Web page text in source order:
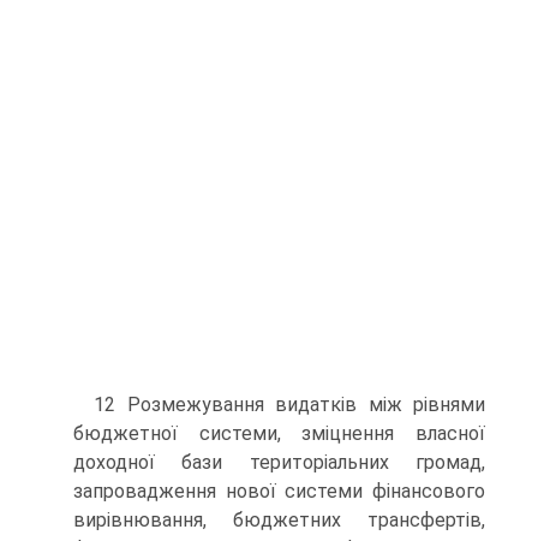
12 Розмежування видатків між рівнями
бюджетної системи, зміцнення власної
доходної бази територіальних громад,
запровадження нової системи фінансового
вирівнювання, бюджетних трансфертів,